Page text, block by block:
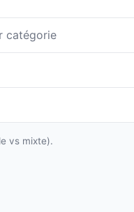
catégorie
vs mixte).